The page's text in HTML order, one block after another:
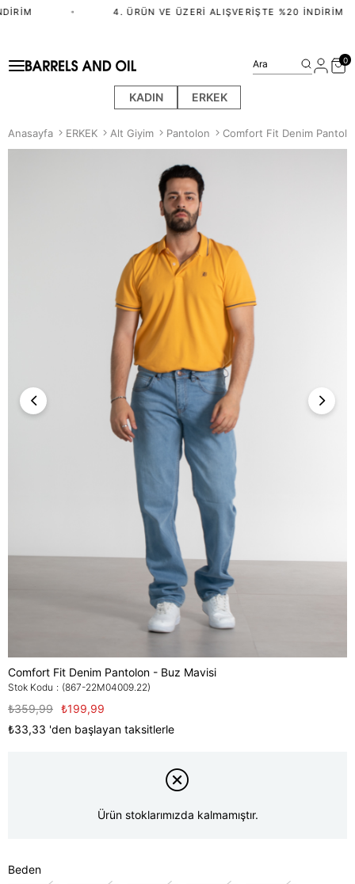
4. ÜRÜN VE ÜZERI ALIŞVERIŞTE %20 İNDIRIM
KADIN ERKEK
Ara 0
Anasayfa ERKEK Alt Giyim Pantolon Comfort Fit Denim
Comfort Fit Denim Pantolon - Buz Mavisi
Stok Kodu (867-22M04009.22)
₺359,99 ₺199,99
₺33,33 'den başlayan taksitlerle
Ürün stoklarımızda kalmamıştır.
Beden